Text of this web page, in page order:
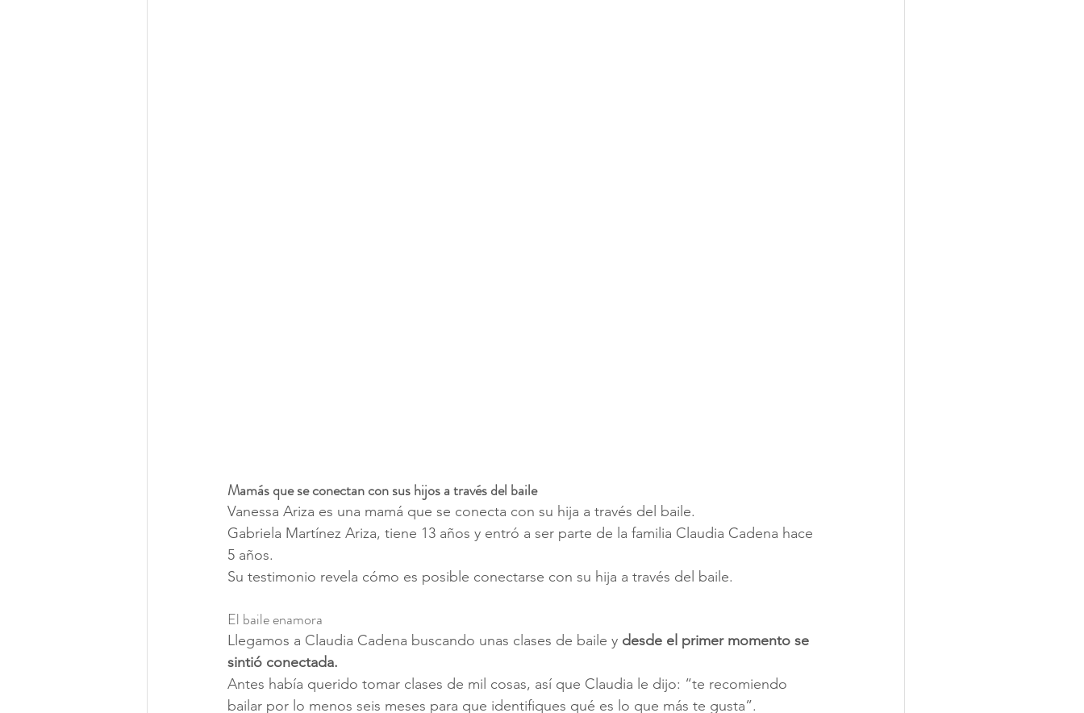
Mamás que se conectan con sus hijos a través del baile
Vanessa Ariza es una mamá que se conecta con su hija a través del baile.
Gabriela Martínez Ariza, tiene 13 años y entró a ser parte de la familia Claudia Cadena hace
5 años.
Su testimonio revela cómo es posible conectarse con su hija a través del baile.
El baile enamora
Llegamos a Claudia Cadena buscando unas clases de baile y desde el primer momento se
sintió conectada.
Antes había querido tomar clases de mil cosas, así que Claudia le dijo: “te recomiendo
bailar por lo menos seis meses para que identifiques qué es lo que más te gusta”.